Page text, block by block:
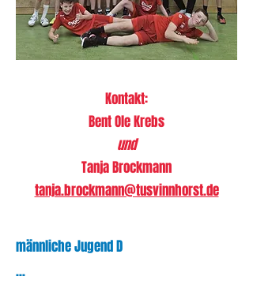
Kontakt:
Bent Ole Krebs
und
Tanja Brockmann
tanja.brockmann@tusvinnhorst.de
männliche Jugend D
...